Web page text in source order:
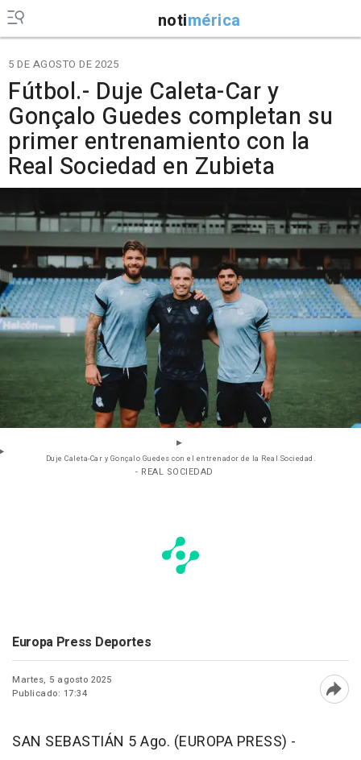
notimérica
5 DE AGOSTO DE 2025
Fútbol.- Duje Caleta-Car y
Gonçalo Guedes completan su
primer entrenamiento con la
Real Sociedad en Zubieta
Duje Caleta-Car y Gonçalo Guedes con el entrenador de la Real Sociedad.
- REAL SOCIEDAD
Europa Press Deportes
Martes, 5 agosto 2025
Publicado: 17:34
SAN SEBASTIÁN 5 Ago. (EUROPA PRESS) -